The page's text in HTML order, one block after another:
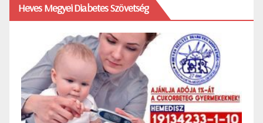
Heves Megyei Diabetes Szövetség